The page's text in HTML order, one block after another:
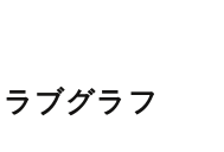
ラブグラフ